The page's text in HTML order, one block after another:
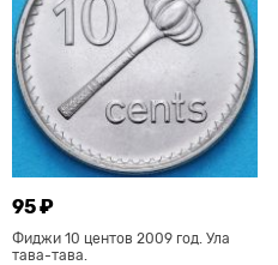
95 ₽
Фиджи 10 центов 2009 год. Ула
тава-тава.